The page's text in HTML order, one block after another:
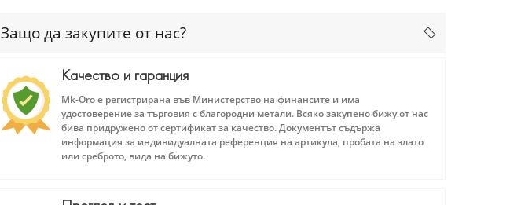
Защо да закупите от нас?
Качество и гаранция
Mk-Oro е регистрирана във Министерство на финансите и има
удостоверение за търговия с благородни метали. Всяко закупено бижу от нас
бива придружено от сертификат за качество. Документът съдържа
информация за индивидуалната референция на артикула, пробата на злато
или среброто, вида на бижуто.